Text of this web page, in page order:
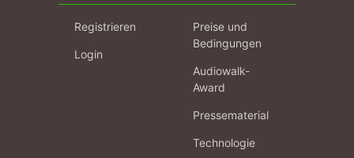
Registrieren
Login
Preise und
Bedingungen
Audiowalk-
Award
Pressematerial
Technologie